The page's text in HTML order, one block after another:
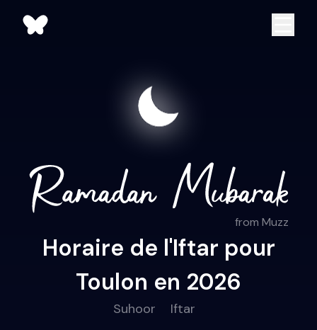
from Muzz
Horaire de l'Iftar pour
Toulon en 2026
Suhoor Iftar